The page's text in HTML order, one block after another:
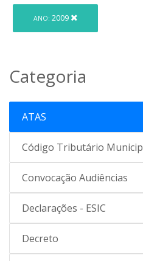
ANO: 2009
Categoria
ATAS
Código Tributário
Convocação Audiências
Declarações - ESIC
Decreto